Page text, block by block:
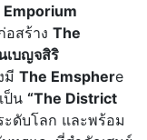
Emporium
อสร้าง The
เบญจสิริ
มี The Emsphere
ป็น “The District
ะดับโลก และพร้อม